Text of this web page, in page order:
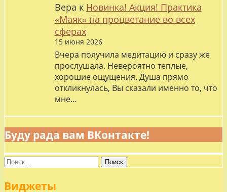
Вера к Новинка! Акция! Практика
«Маяк» на процветание во всех
сферах
15 июня 2026
Вчера получила медитацию и сразу же
прослушала. Невероятно теплые,
хорошие ощущения. Душа прямо
откликнулась, Вы сказали именно то, что
мне…
Буду рада вам ВКонтакте!
Найти:
Виджеты